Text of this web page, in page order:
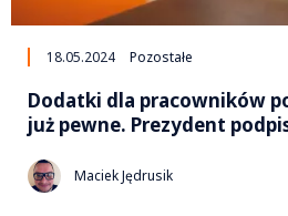
18.05.2024 Pozostałe
Dodatki dla pracowników
już pewne. Prezydent
Maciek Jędrusik